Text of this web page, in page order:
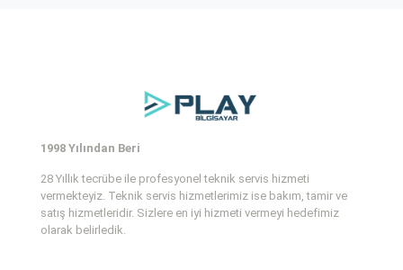
1998 Yılından Beri
28 Yıllık tecrübe ile profesyonel teknik servis hizmeti
vermekteyiz. Teknik servis hizmetlerimiz ise bakım, tamir ve
satış hizmetleridir. Sizlere en iyi hizmeti vermeyi hedefimiz
olarak belirledik.